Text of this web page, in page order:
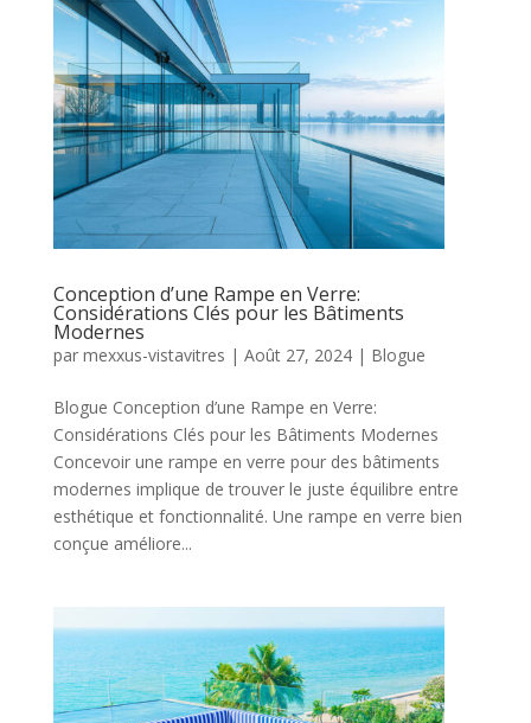
Conception d’une Rampe en Verre:
Considérations Clés pour les Bâtiments
Modernes
par mexxus-vistavitres | Août 27, 2024| Blogue
Blogue Conception d’une Rampe en Verre:
Considérations Clés pour les Bâtiments Modernes
Concevoir une rampe en verre pour des bâtiments
modernes implique de trouver le juste équilibre entre
esthétique et fonctionnalité. Une rampe en verre bien
conçue améliore...